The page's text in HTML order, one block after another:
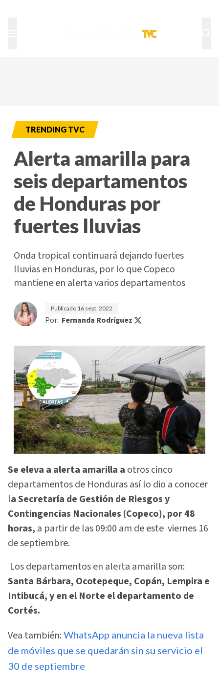
TRENDING TVC
Alerta amarilla para
seis departamentos
de Honduras por
fuertes lluvias
Onda tropical continuará dejando fuertes
lluvias en Honduras, por lo que Copeco
mantiene en alerta varios departamentos
Publicado 16 sept. 2022
Por: Fernanda Rodríguez
Se eleva a alerta amarilla a otros cinco
departamentos de Honduras así lo dio a conocer
la Secretaría de Gestión de Riesgos y
Contingencias Nacionales (Copeco), por 48
horas, a partir de las 09:00 am de este viernes 16
de septiembre.
Los departamentos en alerta amarilla son:
Santa Bárbara, Ocotepeque, Copán, Lempira e
Intibucá, y en el Norte el departamento de
Cortés.
Vea también: WhatsApp anuncia la nueva lista
de móviles que se quedarán sin su servicio el
30 de septiembre